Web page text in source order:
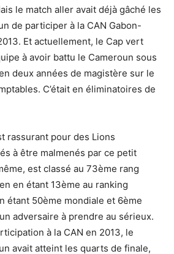
le match aller avait déjà gâché les
de participer à la CAN Gabon-
Et actuellement, le Cap vert
à avoir battu le Cameroun sous
deux années de magistère sur le
C’était en éliminatoires de
rassurant pour des Lions
à être malmenés par ce petit
est classé au 73ème rang
en étant 13ème au ranking
étant 50ème mondiale et 6ème
adversaire à prendre au sérieux.
à la CAN en 2013, le
avait atteint les quarts de finale,